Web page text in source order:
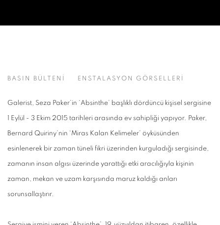
BASIN BÜLTENİ ENSTALASYON GÖRSELLERİ
Galerist, Seza Paker’in ‘Absinthe’ başlıklı dördüncü kişisel sergisine
1 Eylül - 3 Ekim 2015 tarihleri arasında ev sahipliği yapıyor. Paker,
Bernard Quiriny’nin ‘Miras Kalan Kelimeler’ öyküsünden
esinlenerek bir zaman tüneli fikri üzerinden kurguladığı sergisinde,
zamanın insan algısı üzerinde yarattığı etki aracılığıyla kişinin
zaman, mekan ve uzam karşısında maruz kaldığı anları
sorunsallaştırır.